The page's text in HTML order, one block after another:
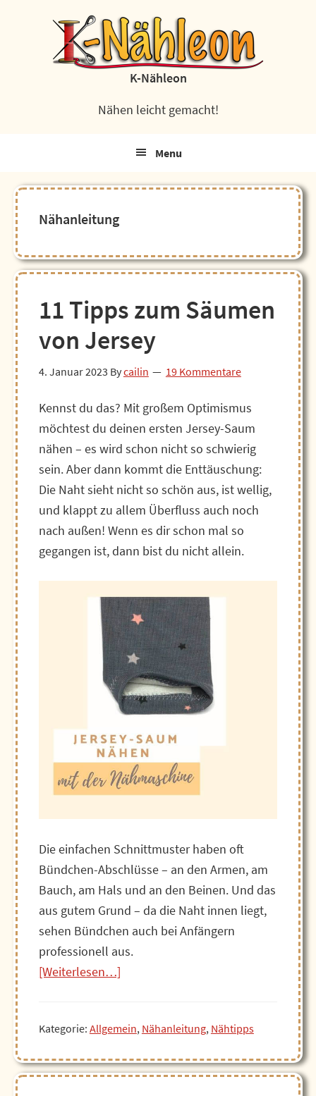
Hauptnavigation
Seitenspalte
K-Nähleon
Nähen leicht gemacht!
Menu
Nähanleitung
11 Tipps zum Säumen
von Jersey
4. Januar 2023 Bycailin 19 Kommentare
Kennst du das? Mit großem Optimismus
möchtest du deinen ersten Jersey-Saum
nähen – es wird schon nicht so schwierig
sein. Aber dann kommt die Enttäuschung:
Die Naht sieht nicht so schön aus, ist wellig,
und klappt zu allem Überfluss auch noch
nach außen! Wenn es dir schon mal so
gegangen ist, dann bist du nicht allein.
Die einfachen Schnittmuster haben oft
Bündchen-Abschlüsse – an den Armen, am
Bauch, am Hals und an den Beinen. Und das
aus gutem Grund – da die Naht innen liegt,
sehen Bündchen auch bei Anfängern
professionell aus.
[Weiterlesen…]Über11
Säumen
Jersey
Kategorie: Allgemein, Nähanleitung, Nähtipps